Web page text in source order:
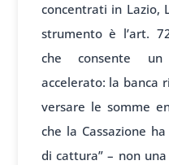
concentrati in Lazio,
strumento è l’art.
che consente un
accelerato: la banca
versare le somme
che la Cassazione
di cattura” – non